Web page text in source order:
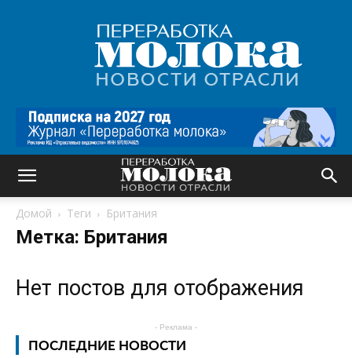
Переработка
молока
|
Новости
Домой Теги Британия
Метка: Британия
Нет постов для отображения
- Реклама -
ПОСЛЕДНИЕ НОВОСТИ